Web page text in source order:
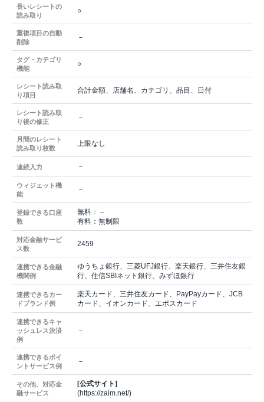
長いレシートの
読み取り
○
重複項目の自動
削除
－
タグ・カテゴリ
機能
○
レシート読み取
り項目
合計金額、店舗名、カテゴリ、品目、日付
レシート読み取
り後の修正
－
月間のレシート
読み取り枚数
上限なし
連続入力 －
ウィジェット機
能
－
登録できる口座
数
無料：－
有料：無制限
対応金融サービ
ス数
2459
連携できる金融
機関例
ゆうちょ銀行、三菱UFJ銀行、楽天銀行、三井住友銀
行、住信SBIネット銀行、みずほ銀行
連携できるカー
ドブランド例
楽天カード、三井住友カード、PayPayカード、JCB
カード、イオンカード、エポスカード
連携できるキャ
ッシュレス決済
例
－
連携できるポイ
ントサービス例
－
その他、対応金
融サービス
[公式サイト]
(https://zaim.net/)